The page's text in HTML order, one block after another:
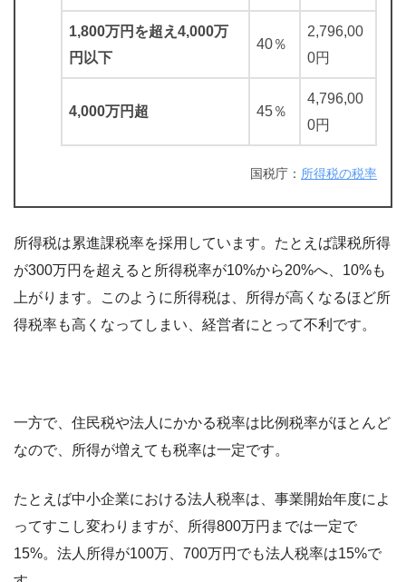
1,800万円を超え4,000万
円以下
40％
2,796,00
0円
4,000万円超 45％
4,796,00
0円
国税庁： 所得税の税率
所得税は累進課税率を採用しています。たとえば課税所得
が300万円を超えると所得税率が10%から20%へ、10%も
上がります。このように所得税は、所得が高くなるほど所
得税率も高くなってしまい、経営者にとって不利です。
一方で、住民税や法人にかかる税率は比例税率がほとんど
なので、所得が増えても税率は一定です。
たとえば中小企業における法人税率は、事業開始年度によ
ってすこし変わりますが、所得800万円までは一定で
15%。法人所得が100万、700万円でも法人税率は15%で